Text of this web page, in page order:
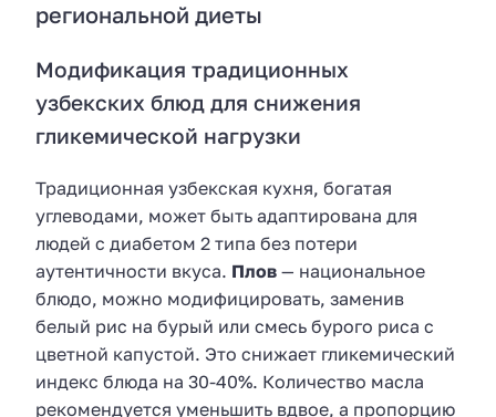
региональной диеты
Модификация традиционных
узбекских блюд для снижения
гликемической нагрузки
Традиционная узбекская кухня, богатая
углеводами, может быть адаптирована для
людей с диабетом 2 типа без потери
аутентичности вкуса. Плов — национальное
блюдо, можно модифицировать, заменив
белый рис на бурый или смесь бурого риса с
цветной капустой. Это снижает гликемический
индекс блюда на 30-40%. Количество масла
рекомендуется уменьшить вдвое, а пропорцию